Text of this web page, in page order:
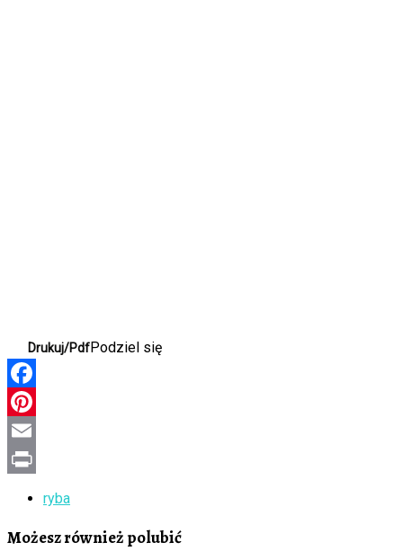
Drukuj/PdfPodziel się
Facebook
Pinterest
Email
ryba
Możesz również polubić